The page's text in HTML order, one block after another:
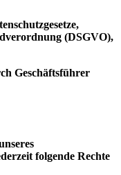
(DSGVO),
Geschäftsführer
folgende Rechte